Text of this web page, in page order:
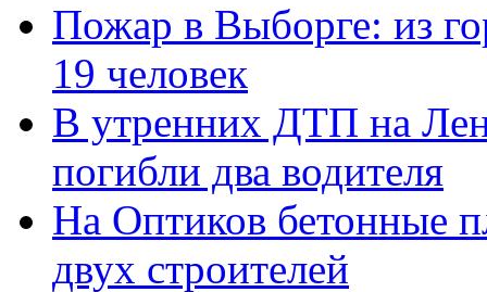
Пожар в Выборге: из
19 человек
В утренних ДТП на
погибли два водителя
На Оптиков бетонные
двух строителей